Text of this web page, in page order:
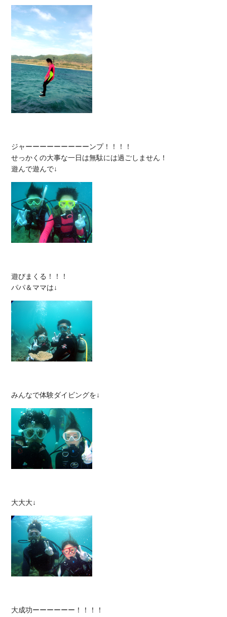
ジャーーーーーーーーーンプ！！！！
せっかくの大事な一日は無駄には過ごしません！
遊びまくる！！！
大成功ーーーーーー！！！！